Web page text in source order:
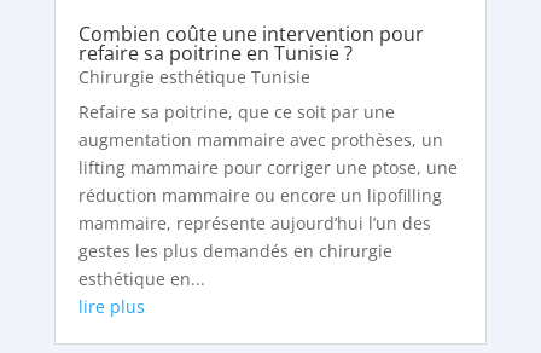
Combien coûte une intervention pour
refaire sa poitrine en Tunisie ?
Chirurgie esthétique Tunisie
Refaire sa poitrine, que ce soit par une
augmentation mammaire avec prothèses, un
lifting mammaire pour corriger une ptose, une
réduction mammaire ou encore un lipofilling
mammaire, représente aujourd’hui l’un des
gestes les plus demandés en chirurgie
esthétique en...
lire plus